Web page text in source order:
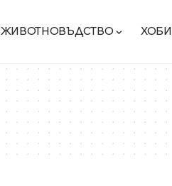
ЖИВОТНОВЪДСТВО ХОБИ